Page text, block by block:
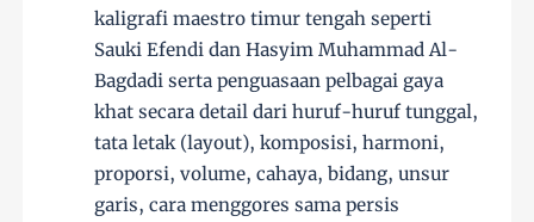
kaligrafi maestro timur tengah seperti
Sauki Efendi dan Hasyim Muhammad Al-
Bagdadi serta penguasaan pelbagai gaya
khat secara detail dari huruf-huruf tunggal,
tata letak (layout), komposisi, harmoni,
proporsi, volume, cahaya, bidang, unsur
garis, cara menggores sama persis